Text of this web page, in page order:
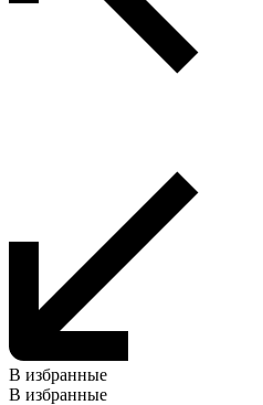
В избранные
В избранные